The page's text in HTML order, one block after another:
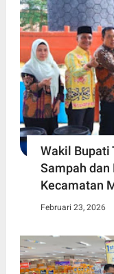
Wakil Bupati
Sampah dan
Kecamatan
Februari 23, 2026